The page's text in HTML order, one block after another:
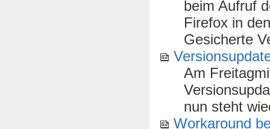
beim Aufruf
Firefox in
Gesicherte
Am
nun steht
Workaround